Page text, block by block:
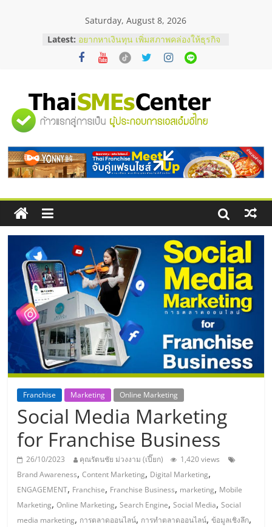
Saturday, August 8, 2026
Latest: บริษัท Cybersecurity ในไทยที่ไหนดี?
วิธีเลือกผู้ให้บริการให้คุ้มค่าและตอบ
โจทย์ธุรกิจ
สัมมนาออนไลน์ โอกาสบริหารสถานี
บริการน้ำมัน Shell
สัมมนาลงทุน แฟรนไชส์ยอนนี่
ไชส์ ครั้งที่ 8
ร้านเครื่องเสียงคุณภาพสูง พร้อม
โซลูชันระบบภาพและเสียง
"ศูนย์
รวม
ข้อมูล
ธุรกิจ
SME
แห่ง
ประเทศไทย,
ThaiSMEsCenter,
รวม
ธุรกิจ
เอ
ส
Franchise Marketing Online Marketing
Social Media Marketing
for Franchise Business
26/10/2023 คุณรัตนชัย ม่วงงาม (เปี๊ยก)
1,420 views
Brand Awareness,Content Marketing, Digital Marketing,
ENGAGEMENT, Franchise, Franchise Business, marketing, Mobile
Marketing,Online Marketing,Search Engine,Social Media,Social
media marketing, การตลาดออนไลน์, การทำตลาดออนไลน์,ข้อมูลเชิงลึก,